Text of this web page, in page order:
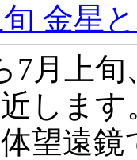
金星
7月上
します
望遠